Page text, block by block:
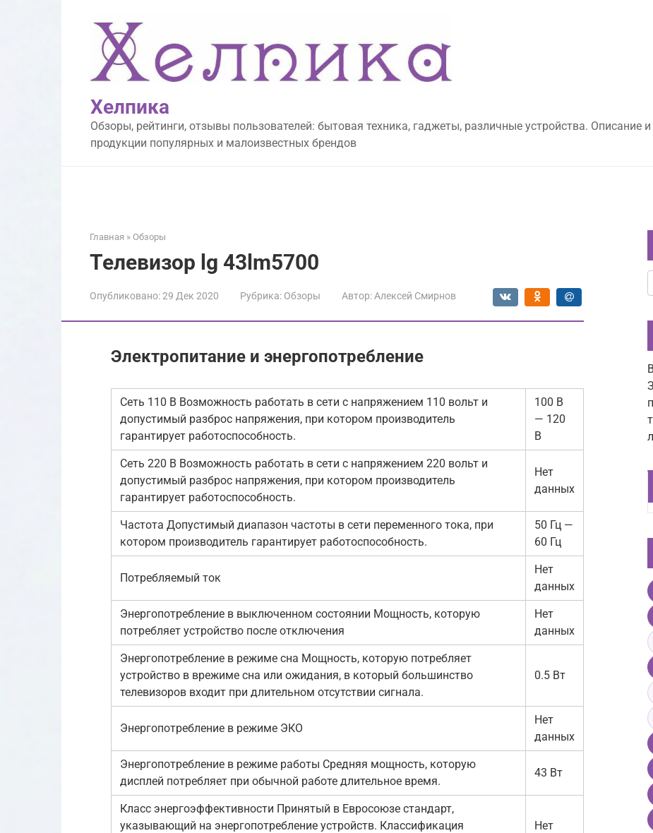
Хелпика
Обзоры, рейтинги, отзывы пользователей: бытовая техника, гаджеты, различные устройства. Описание и
продукции популярных и малоизвестных брендов
Главная » Обзоры
Телевизор lg 43lm5700
Опубликовано:29 Дек 2020 Рубрика: Обзоры Автор: Алексей Смирнов
Электропитание и энергопотребление
Сеть 110 В Возможность работать в сети с напряжением 110 вольт и
допустимый разброс напряжения, при котором производитель
гарантирует работоспособность.
100 В
— 120
В
Сеть 220 В Возможность работать в сети с напряжением 220 вольт и
допустимый разброс напряжения, при котором производитель
гарантирует работоспособность.
Нет
данных
Частота Допустимый диапазон частоты в сети переменного тока, при
котором производитель гарантирует работоспособность.
50 Гц —
60 Гц
Потребляемый ток
Нет
данных
Энергопотребление в выключенном состоянии Мощность, которую
потребляет устройство после отключения
Нет
данных
Энергопотребление в режиме сна Мощность, которую потребляет
устройство в врежиме сна или ожидания, в который большинство
телевизоров входит при длительном отсутствии сигнала.
0.5 Вт
Энергопотребление в режиме ЭКО
Нет
данных
Энергопотребление в режиме работы Средняя мощность, которую
дисплей потребляет при обычной работе длительное время.
43 Вт
Класс энергоэффективности Принятый в Евросоюзе стандарт,
указывающий на энергопотребление устройств. Классификация
Нет